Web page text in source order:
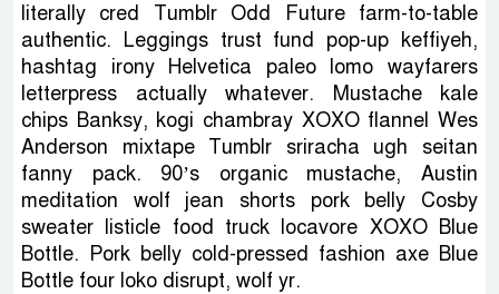
literally cred Tumblr Odd Future farm-to-table
authentic. Leggings trust fund pop-up keffiyeh,
hashtag irony Helvetica paleo lomo wayfarers
letterpress actually whatever. Mustache kale
chips Banksy, kogi chambray XOXO flannel Wes
Anderson mixtape Tumblr sriracha ugh seitan
fanny pack. 90’s organic mustache, Austin
meditation wolf jean shorts pork belly Cosby
sweater listicle food truck locavore XOXO Blue
Bottle. Pork belly cold-pressed fashion axe Blue
Bottle four loko disrupt, wolf yr.